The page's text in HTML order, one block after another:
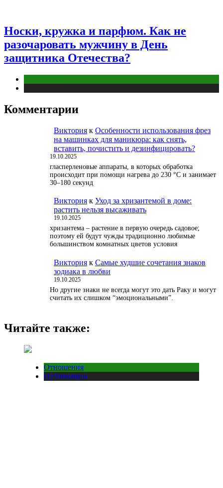
Носки, кружка и парфюм. Как не
разочаровать мужчину в День
защитника Отечества?
Комментарии
Виктория к Особенности использования фрез
на машинках для маникюра: как снять,
вставить, почистить и дезинфицировать?
19.10.2025
гласперленовые аппараты, в которых обработка
происходит при помощи нагрева до 230 °С и занимает
30–180 секунд
Виктория к Уход за хризантемой в доме:
растить нельзя высаживать
19.10.2025
хризантема – растение в первую очередь садовое;
поэтому ей будут чужды традиционно любимые
большинством комнатных цветов условия
Виктория к Самые худшие сочетания знаков
зодиака в любви
19.10.2025
Но другие знаки не всегда могут это дать Раку и могут
считать их слишком “эмоциональными”.
Читайте также:
Отношения
Публикации